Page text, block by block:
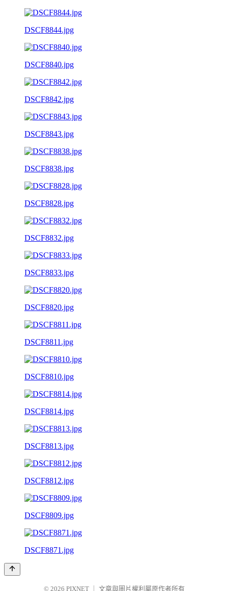
DSCF8844.jpg
DSCF8840.jpg
DSCF8842.jpg
DSCF8843.jpg
DSCF8838.jpg
DSCF8828.jpg
DSCF8832.jpg
DSCF8833.jpg
DSCF8820.jpg
DSCF8811.jpg
DSCF8810.jpg
DSCF8814.jpg
DSCF8813.jpg
DSCF8812.jpg
DSCF8809.jpg
DSCF8871.jpg
© 2026 PIXNET 文章與圖片權利屬原作者所有